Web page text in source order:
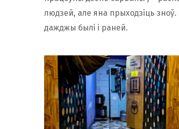
людзей, але яна прыходзіць
дажджы былі і раней.